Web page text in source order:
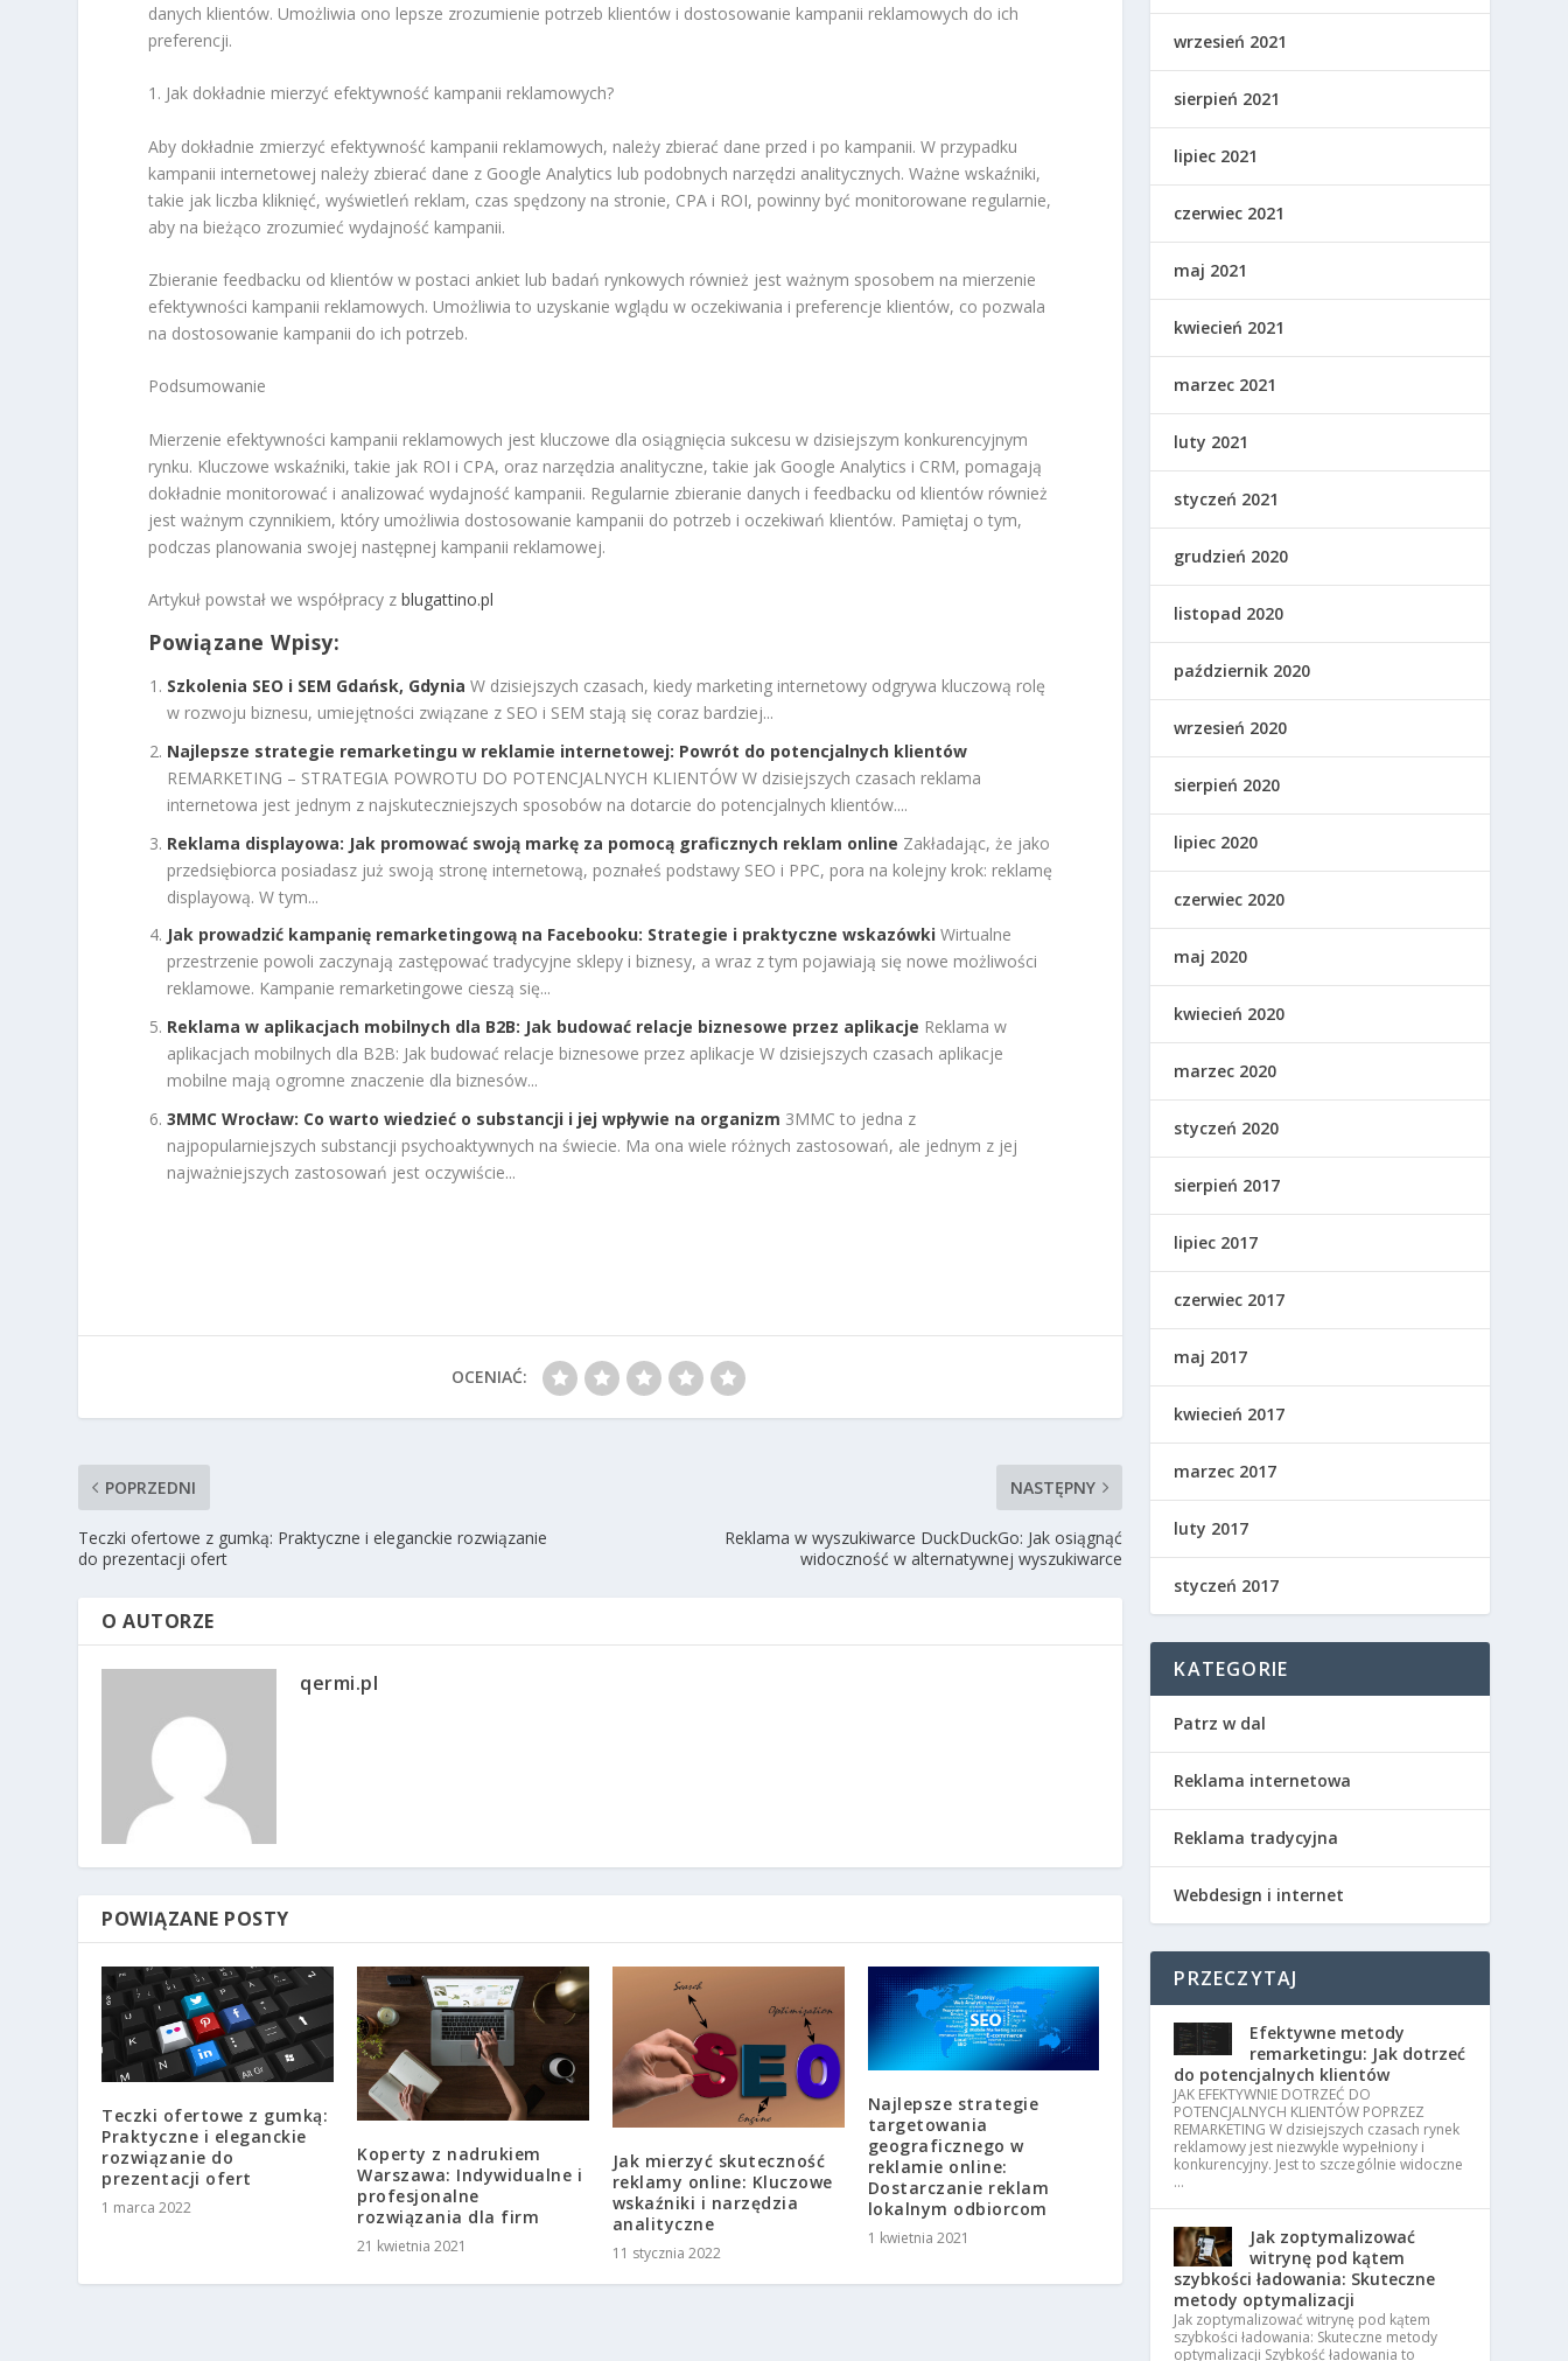
danych klientów. Umożliwia ono lepsze zrozumienie potrzeb klientów i dostosowanie kampanii reklamowych do ich
preferencji.
1. Jak dokładnie mierzyć efektywność kampanii reklamowych?
Aby dokładnie zmierzyć efektywność kampanii reklamowych, należy zbierać dane przed i po kampanii. W przypadku
kampanii internetowej należy zbierać dane z Google Analytics lub podobnych narzędzi analitycznych. Ważne wskaźniki,
takie jak liczba kliknięć, wyświetleń reklam, czas spędzony na stronie, CPA i ROI, powinny być monitorowane regularnie,
aby na bieżąco zrozumieć wydajność kampanii.
Zbieranie feedbacku od klientów w postaci ankiet lub badań rynkowych również jest ważnym sposobem na mierzenie
efektywności kampanii reklamowych. Umożliwia to uzyskanie wglądu w oczekiwania i preferencje klientów, co pozwala
na dostosowanie kampanii do ich potrzeb.
Podsumowanie
Mierzenie efektywności kampanii reklamowych jest kluczowe dla osiągnięcia sukcesu w dzisiejszym konkurencyjnym
rynku. Kluczowe wskaźniki, takie jak ROI i CPA, oraz narzędzia analityczne, takie jak Google Analytics i CRM, pomagają
dokładnie monitorować i analizować wydajność kampanii. Regularnie zbieranie danych i feedbacku od klientów również
jest ważnym czynnikiem, który umożliwia dostosowanie kampanii do potrzeb i oczekiwań klientów. Pamiętaj o tym,
podczas planowania swojej następnej kampanii reklamowej.
Artykuł powstał we współpracy zblugattino.pl
Powiązane Wpisy:
Szkolenia SEO i SEM Gdańsk, Gdynia W dzisiejszych czasach, kiedy marketing internetowy odgrywa kluczową rolę
w rozwoju biznesu, umiejętności związane z SEO i SEM stają się coraz bardziej...
Najlepsze strategie remarketingu w reklamie internetowej: Powrót do potencjalnych klientów
REMARKETING – STRATEGIA POWROTU DO POTENCJALNYCH KLIENTÓW W dzisiejszych czasach reklama
internetowa jest jednym z najskuteczniejszych sposobów na dotarcie do potencjalnych klientów....
Reklama displayowa: Jak promować swoją markę za pomocą graficznych reklam online Zakładając, że jako
przedsiębiorca posiadasz już swoją stronę internetową, poznałeś podstawy SEO i PPC, pora na kolejny krok: reklamę
displayową. W tym...
Jak prowadzić kampanię remarketingową na Facebooku: Strategie i praktyczne wskazówki Wirtualne
przestrzenie powoli zaczynają zastępować tradycyjne sklepy i biznesy, a wraz z tym pojawiają się nowe możliwości
reklamowe. Kampanie remarketingowe cieszą się...
Reklama w aplikacjach mobilnych dla B2B: Jak budować relacje biznesowe przez aplikacje Reklama w
aplikacjach mobilnych dla B2B: Jak budować relacje biznesowe przez aplikacje W dzisiejszych czasach aplikacje
mobilne mają ogromne znaczenie dla biznesów...
3MMC Wrocław: Co warto wiedzieć o substancji i jej wpływie na organizm 3MMC to jedna z
najpopularniejszych substancji psychoaktywnych na świecie. Ma ona wiele różnych zastosowań, ale jednym z jej
najważniejszych zastosowań jest oczywiście...
OCENIAĆ:
POPRZEDNI
Teczki ofertowe z gumką: Praktyczne i eleganckie rozwiązanie
do prezentacji ofert
NASTĘPNY
Reklama w wyszukiwarce DuckDuckGo: Jak osiągnąć
widoczność w alternatywnej wyszukiwarce
O AUTORZE
qermi.pl
POWIĄZANE POSTY
Teczki ofertowe z gumką:
Praktyczne i eleganckie
rozwiązanie do
prezentacji ofert
1 marca 2022
Koperty z nadrukiem
Warszawa: Indywidualne i
profesjonalne
rozwiązania dla firm
21 kwietnia 2021
Jak mierzyć skuteczność
reklamy online: Kluczowe
wskaźniki i narzędzia
analityczne
11 stycznia 2022
Najlepsze strategie
targetowania
geograficznego w
reklamie online:
Dostarczanie reklam
lokalnym odbiorcom
1 kwietnia 2021
wrzesień 2021
sierpień 2021
lipiec 2021
czerwiec 2021
maj 2021
kwiecień 2021
marzec 2021
luty 2021
styczeń 2021
grudzień 2020
listopad 2020
październik 2020
wrzesień 2020
sierpień 2020
lipiec 2020
czerwiec 2020
maj 2020
kwiecień 2020
marzec 2020
styczeń 2020
sierpień 2017
lipiec 2017
czerwiec 2017
maj 2017
kwiecień 2017
marzec 2017
luty 2017
styczeń 2017
KATEGORIE
Patrz w dal
Reklama internetowa
Reklama tradycyjna
Webdesign i internet
PRZECZYTAJ
Efektywne metody
remarketingu: Jak dotrzeć
do potencjalnych klientów
JAK EFEKTYWNIE DOTRZEĆ DO
POTENCJALNYCH KLIENTÓW POPRZEZ
REMARKETING W dzisiejszych czasach rynek
reklamowy jest niezwykle wypełniony i
konkurencyjny. Jest to szczególnie widoczne
…
Jak zoptymalizować
witrynę pod kątem
szybkości ładowania: Skuteczne
metody optymalizacji
Jak zoptymalizować witrynę pod kątem
szybkości ładowania: Skuteczne metody
optymalizacji Szybkość ładowania to